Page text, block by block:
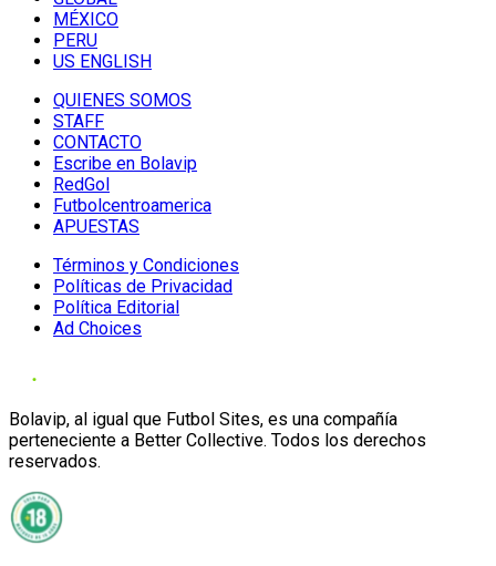
MÉXICO
PERU
US ENGLISH
QUIENES SOMOS
STAFF
CONTACTO
Escribe en Bolavip
RedGol
Futbolcentroamerica
APUESTAS
Términos y Condiciones
Políticas de Privacidad
Política Editorial
Ad Choices
Bolavip, al igual que Futbol Sites, es una compañía
perteneciente a Better Collective. Todos los derechos
reservados.